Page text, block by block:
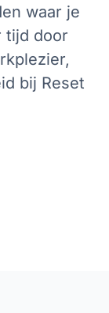
waar je
tijd door
bij Reset